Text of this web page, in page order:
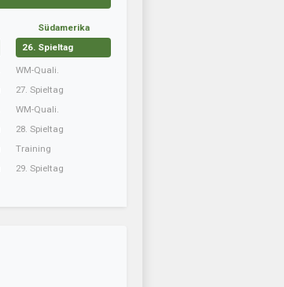
Südamerika
26. Spieltag
WM-Quali.
27. Spieltag
WM-Quali.
28. Spieltag
Training
29. Spieltag